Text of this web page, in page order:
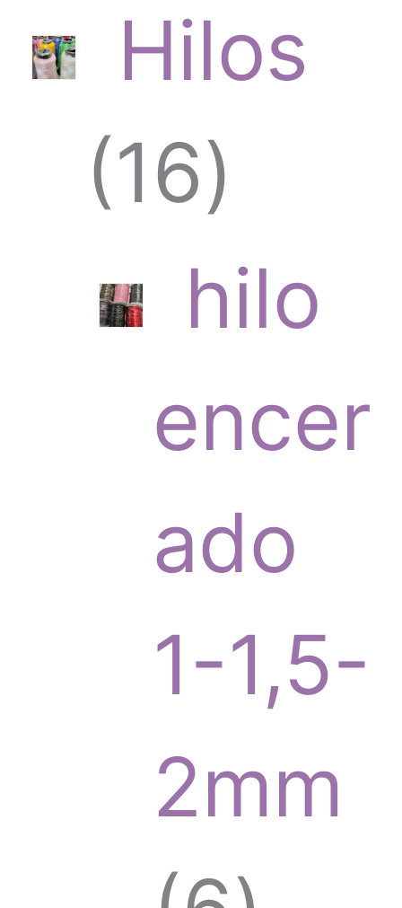
Hilos
161
6
p
r
o
d
hilo
encer
ado
1-1,5-
2mm